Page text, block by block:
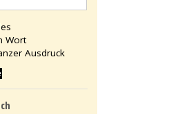
Wort
Ausdruck